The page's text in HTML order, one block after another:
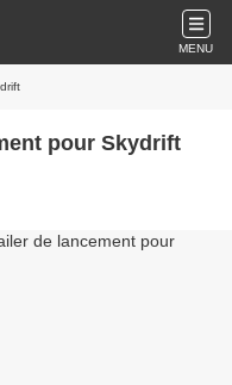
MENU
pour Skydrift